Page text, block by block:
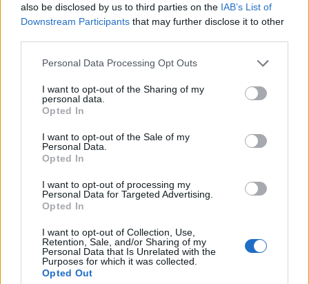
also be disclosed by us to third parties on the IAB’s List of
Downstream Participants that may further disclose it to other
Personal Data Processing Opt Outs
I want to opt-out of the Sharing of my
personal data.
Opted In
I want to opt-out of the Sale of my
Personal Data.
Opted In
I want to opt-out of processing my
Personal Data for Targeted Advertising.
Opted In
I want to opt-out of Collection, Use,
Retention, Sale, and/or Sharing of my
Personal Data that Is Unrelated with the
Purposes for which it was collected.
Opted Out
Planos” incantano Varese
Planos” incantano Varese
ADV